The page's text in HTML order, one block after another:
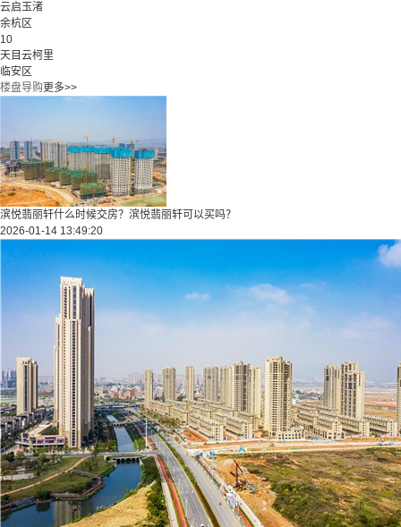
云启玉渚
余杭区
10
天目云柯里
临安区
楼盘导购更多>>
滨悦翡丽轩什么时候交房？滨悦翡丽轩可以买吗？
2026-01-14 13:49:20